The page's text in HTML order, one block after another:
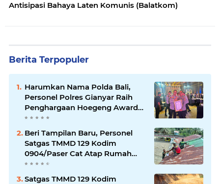
Antisipasi Bahaya Laten Komunis (Balatkom)
Berita Terpopuler
Harumkan Nama Polda Bali,
Personel Polres Gianyar Raih
Penghargaan Hoegeng Awards
2026
Beri Tampilan Baru, Personel
Satgas TMMD 129 Kodim
0904/Paser Cat Atap Rumah
Marbot
Satgas TMMD 129 Kodim